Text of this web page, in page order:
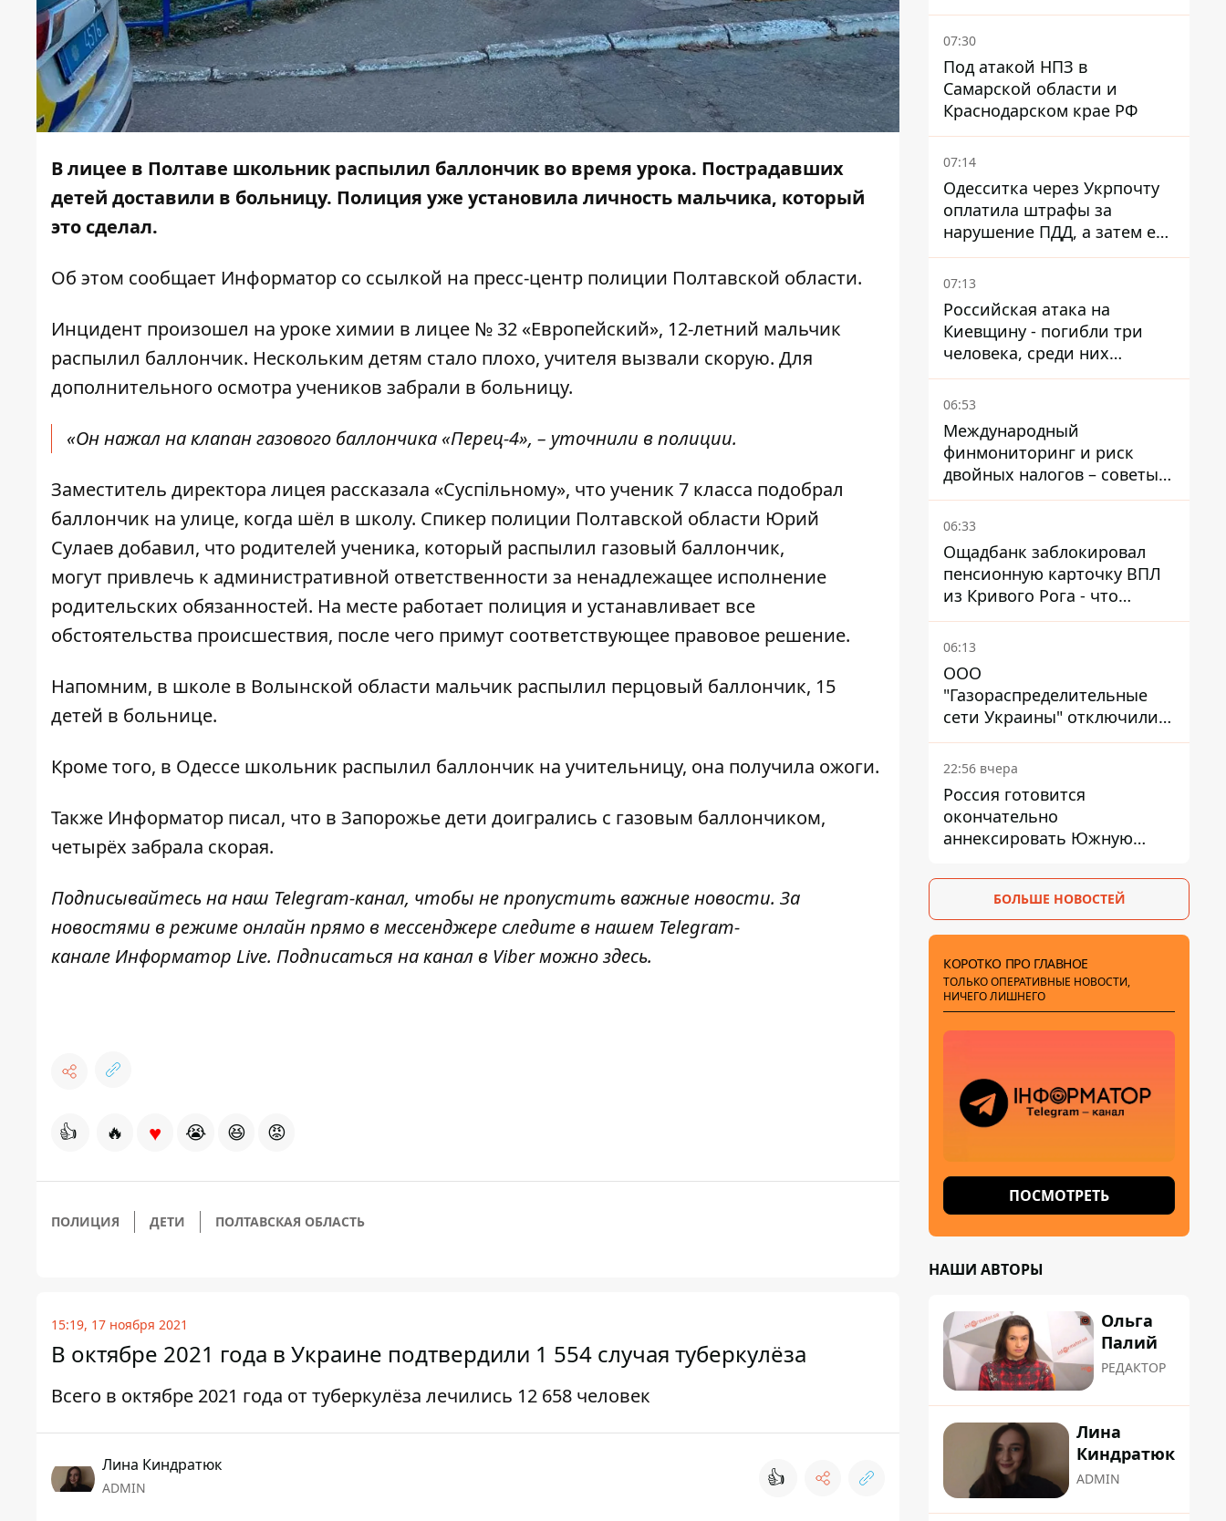
В лицее в Полтаве школьник распылил баллончик во время урока. Пострадавших
детей доставили в больницу. Полиция уже установила личность мальчика, который
это сделал.
Об этом сообщает Информатор со ссылкой на пресс-центр полиции Полтавской области.
Инцидент произошел на уроке химии в лицее № 32 «Европейский», 12-летний мальчик
распылил баллончик. Нескольким детям стало плохо, учителя вызвали скорую. Для
дополнительного осмотра учеников забрали в больницу.
«Он нажал на клапан газового баллончика «Перец-4», – уточнили в полиции.
Заместитель директора лицея рассказала «Суспільному», что ученик 7 класса подобрал
баллончик на улице, когда шёл в школу. Спикер полиции Полтавской области Юрий
Сулаев добавил, что родителей ученика, который распылил газовый баллончик,
могут привлечь к административной ответственности за ненадлежащее исполнение
родительских обязанностей. На месте работает полиция и устанавливает все
обстоятельства происшествия, после чего примут соответствующее правовое решение.
Напомним, в школе в Волынской области мальчик распылил перцовый баллончик, 15
детей в больнице.
Кроме того, в Одессе школьник распылил баллончик на учительницу, она получила ожоги.
Также Информатор писал, что в Запорожьедети доигрались с газовым баллончиком,
четырёх забрала скорая.
Подписывайтесь на наш Telegram-канал, чтобы не пропустить важные новости. За
новостями в режиме онлайн прямо в мессенджере следите в нашем Telegram-
канале Информатор Live. Подписаться на канал в Viber можноздесь.
👍 🔥 ♥ 😭 😆 😡
ПОЛИЦИЯ ДЕТИ ПОЛТАВСКАЯ ОБЛАСТЬ
15:19, 17 ноября 2021
В октябре 2021 года в Украине подтвердили 1 554 случая туберкулёза
Всего в октябре 2021 года от туберкулёза лечились 12 658 человек
Лина Киндратюк
ADMIN 👍
время войны - Сергей Куюн
07:30
Под атакой НПЗ в
Самарской области и
Краснодарском крае РФ
07:14
Одесситка через Укрпочту
оплатила штрафы за
нарушение ПДД, а затем ее
счета заблокировали - в
чем причина и что решил
07:13
Российская атака на
Киевщину - погибли три
человека, среди них
ребенок 2022 года
рождения
06:53
Международный
финмониторинг и риск
двойных налогов – советы
украинцам в Польше
06:33
Ощадбанк заблокировал
пенсионную карточку ВПЛ
из Кривого Рога - что
решил суд
06:13
ООО
"Газораспределительные
сети Украины" отключили
львовянке газ - что решил
суд
22:56 вчера
Россия готовится
окончательно
аннексировать Южную
обеспокоены
БОЛЬШЕ НОВОСТЕЙ
КОРОТКО ПРО ГЛАВНОЕ
ТОЛЬКО ОПЕРАТИВНЫЕ НОВОСТИ,
НИЧЕГО ЛИШНЕГО
ПОСМОТРЕТЬ
НАШИ АВТОРЫ
Ольга
Палий
РЕДАКТОР
Лина
Киндратюк
ADMIN